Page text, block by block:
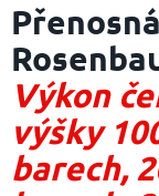
Požární
sport
Zdravotnické
vybavení
Oblečení,
Výkon
výšky
barech,